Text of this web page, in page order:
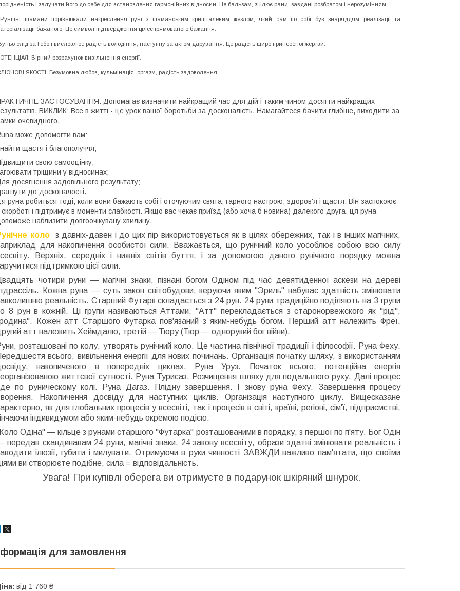
і залучати його до себе для встановлення гармонійних відносин. Це бальзам, зцілює рани, завдані розбратом і нерозумінням.
Рунічні шамани порівнювали накреслення руні з шаманським кришталевим жезлом, який сам по собі був знаряддям реалізації та
бажаного. Це символ підтвердження цілеспрямованого бажання.
слід за Гебо і висловлює радість володіння, наступну за актом дарування. Це радість щиро принесеної жертви.
Вірний розрахунок вивільнення енергії.
ЯКОСТІ: Безумовна любов, кульмінація, оргазм, радість задоволення.
ЗАСТОСУВАННЯ: Допомагає визначити найкращий час для дій і таким чином досягти найкращих
ВИКЛИК: Все в житті - це урок вашої боротьби за досконалість. Намагайтеся бачити глибше, виходити за
очевидного.
може допомогти вам:
щастя і благополуччя;
свою самооцінку;
тріщини у відносинах;
досягнення задовільного результату;
до досконалості.
руна робиться тоді, коли вони бажають собі і оточуючим свята, гарного настрою, здоров'я і щастя. Він заспокоює
скорботі і підтримує в моменти слабкості. Якщо вас чекає приїзд (або хоча б новина) далекого друга, ця руна
наблизити довгоочікувану хвилину.
коло з давніх-давен і до цих пір використовується як в цілях обережних, так і в інших магічних,
для накопичення особистої сили. Вважається, що рунічний коло уособлює собою всю силу
Верхніх, середніх і нижніх світів буття, і за допомогою даного рунічного порядку можна
підтримкою цієї сили.
чотири руни ― магічні знаки, пізнані богом Одіном під час девятиденної аскези на дереві
Кожна руна ― суть закон світобудови, керуючи яким "Эриль" набуває здатність змінювати
реальність. Старший Футарк складається з 24 рун. 24 руни традиційно поділяють на 3 групи
8 рун в кожній. Ці групи називаються Аттами. "Атт" перекладається з старонорвежского як "рід",
Кожен атт Старшого Футарка пов'язаний з яким-небудь богом. Перший атт належить Фреї,
атт належить Хеймдалю, третій ― Тюру (Тюр ― однорукий бог війни).
розташовані по колу, утворять рунічний коло. Це частина північної традиції і філософії. Руна Феху.
всього, вивільнення енергії для нових починань. Організація початку шляху, з використанням
накопиченого в попередніх циклах. Руна Уруз. Початок всього, потенційна енергія
життєвої сутності. Руна Турисаз. Розчищення шляху для подальшого руху. Далі процес
по руническому колі. Руна Дагаз. Плідну завершення. І знову руна Феху. Завершення процесу
Накопичення досвіду для наступних циклів. Організація наступного циклу. Вищесказане
як для глобальних процесів у всесвіті, так і процесів в світі, країні, регіоні, сім'ї, підприємстві,
індивидумом або яким-небудь окремою подією.
Одіна" ― кільце з рунами старшого "Футарка" розташованими в порядку, з першої по п'яту. Бог Одін
передав скандинавам 24 руни, магічні знаки, 24 закону всесвіту, образи здатні змінювати реальність і
ілюзії, губити і милувати. Отримуючи в руки чинності ЗАВЖДИ важливо пам'ятати, що своїми
ви створюєте подібне, сила = відповідальність.
Увага! При купівлі оберега ви отримуєте в подарунок шкіряний шнурок.
для замовлення
від 1 760 ₴